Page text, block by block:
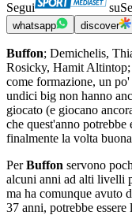
Segui su
whatsapp discover
Buffon; Demichelis,
Rosicky, Hamit Altintop;
come formazione, un
undici big non hanno
giocato (e giocano
che quest'anno potrebbe
finalmente la volta
PerBuffon servono
alcuni anni ad alti livelli
ma ha comunque avuto
37 anni, potrebbe